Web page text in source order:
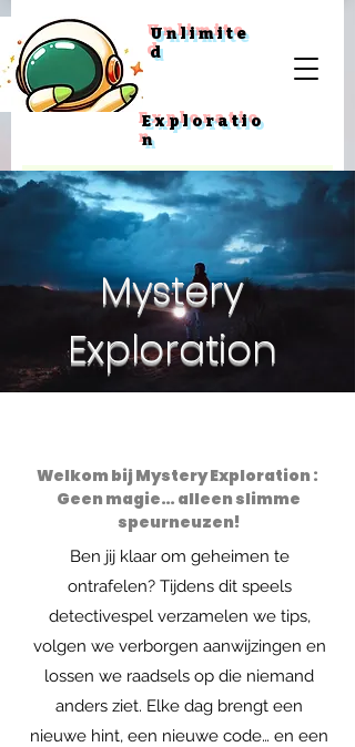
Unlimite
d
Exploratio
n
Mystery
Exploration
Welkom bij Mystery Exploration :
Geen magie… alleen slimme
speurneuzen!
Ben jij klaar om geheimen te
ontrafelen? Tijdens dit speels
detectivespel verzamelen we tips,
volgen we verborgen aanwijzingen en
lossen we raadsels op die niemand
anders ziet. Elke dag brengt een
nieuwe hint, een nieuwe code… en een